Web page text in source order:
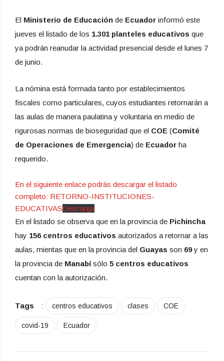
El Ministerio de Educación de Ecuador informó este
jueves el listado de los 1.301 planteles educativos que
ya podrán reanudar la actividad presencial desde el lunes 7
de junio.
La nómina está formada tanto por establecimientos
fiscales como particulares, cuyos estudiantes retornarán a
las aulas de manera paulatina y voluntaria en medio de
rigurosas normas de bioseguridad que el COE (Comité
de Operaciones de Emergencia) de Ecuador ha
requerido.
En el siguiente enlace podrás descargar el listado
completo: RETORNO-INSTITUCIONES-
EDUCATIVASDescarga
En el listado se observa que en la provincia de Pichincha
hay 156 centros educativos autorizados a retornar a las
aulas, mientas que en la provincia del Guayas son 69y en
la provincia de Manabísólo 5 centros educativos
cuentan con la autorización.
Tags : centros educativos clases COE
covid-19 Ecuador